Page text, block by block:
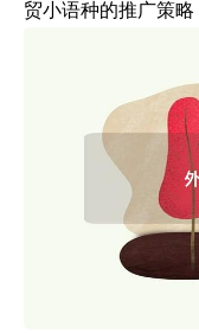
贸小语种的推广策略